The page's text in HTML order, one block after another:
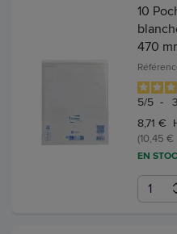
10
470
5/5 - 3
8,71 €
(10,45 €
EN